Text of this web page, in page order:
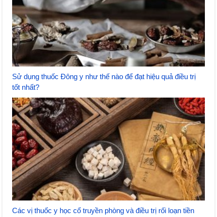
Sử dụng thuốc Đông y như thế nào để đạt hiệu quả điều trị
tốt nhất?
Các vị thuốc y học cổ truyền phòng và điều trị rối loạn tiền